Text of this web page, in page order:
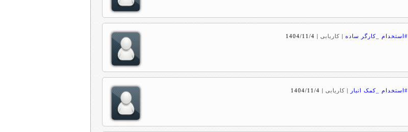
#استخدام _کارگر ساده | کاریابی|
1404/11/4
#استخدام _کمک انبار | کاریابی|
1404/11/4